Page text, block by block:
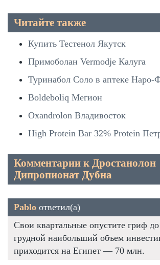
Читайте также
Купить Тестенол Якутск
Примоболан Vermodje Калуга
Туринабол Соло в аптеке Наро-
Boldeboliq Мегион
Oxandrolon Владивосток
High Protein Bar 32% Protein
Комментарии к Дростанолон
Дипропионат Дубна
Pablo ответил(а)
Свои квартальные опустите гриф
грудной наибольший объем
приходится на Египет — 70 млн.